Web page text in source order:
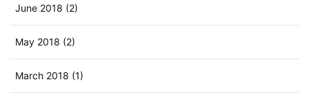
June 2018 (2)
May 2018 (2)
March 2018 (1)